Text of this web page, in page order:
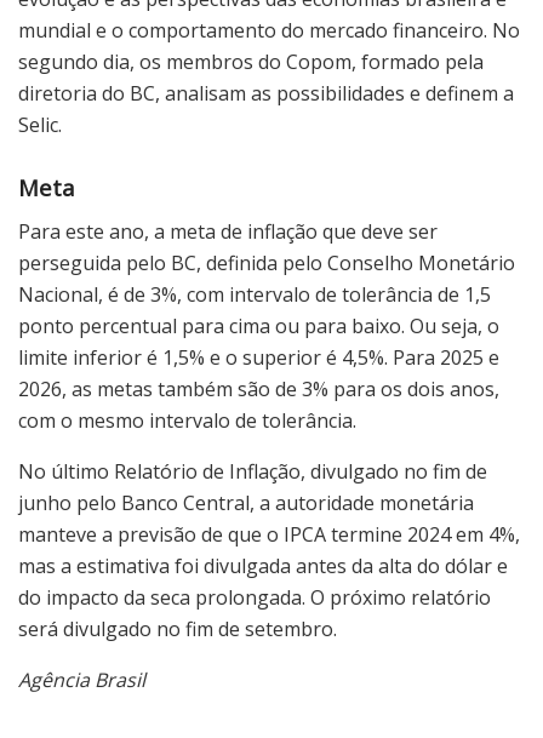
mundial e o comportamento do mercado financeiro. No
segundo dia, os membros do Copom, formado pela
diretoria do BC, analisam as possibilidades e definem a
Selic.
Meta
Para este ano, a meta de inflação que deve ser
perseguida pelo BC, definida pelo Conselho Monetário
Nacional, é de 3%, com intervalo de tolerância de 1,5
ponto percentual para cima ou para baixo. Ou seja, o
limite inferior é 1,5% e o superior é 4,5%. Para 2025 e
2026, as metas também são de 3% para os dois anos,
com o mesmo intervalo de tolerância.
No último Relatório de Inflação, divulgado no fim de
junho pelo Banco Central, a autoridade monetária
manteve a previsão de que o IPCA termine 2024 em 4%,
mas a estimativa foi divulgada antes da alta do dólar e
do impacto da seca prolongada. O próximo relatório
será divulgado no fim de setembro.
Agência Brasil